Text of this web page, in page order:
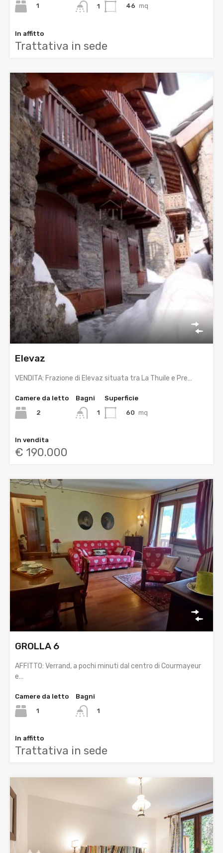
1 1 46 mq
In affitto
Trattativa in sede
Elevaz
VENDITA: Frazione di Elevaz situata tra La Thuile e Pre…
Camere da letto
2
Bagni
1
Superficie
60 mq
In vendita
€ 190.000
GROLLA 6
AFFITTO: Verrand, a pochi minuti dal centro di Courmayeur
e…
Camere da letto
1
Bagni
1
In affitto
Trattativa in sede